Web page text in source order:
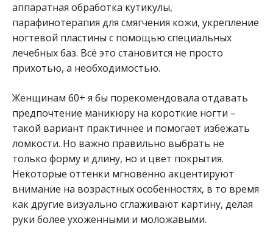
аппаратная обработка кутикулы,
парафинотерапия для смягчения кожи, укрепление
ногтевой пластины с помощью специальных
лечебных баз. Всё это становится не просто
прихотью, а необходимостью.
Женщинам 60+ я бы порекомендовала отдавать
предпочтение маникюру на короткие ногти –
такой вариант практичнее и помогает избежать
ломкости. Но важно правильно выбрать не
только форму и длину, но и цвет покрытия.
Некоторые оттенки мгновенно акцентируют
внимание на возрастных особенностях, в то время
как другие визуально сглаживают картину, делая
руки более ухоженными и моложавыми.